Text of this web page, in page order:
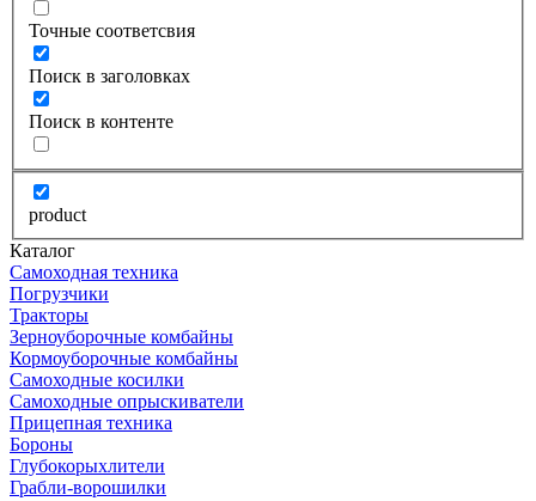
Точные соответсвия
Поиск в заголовках
Поиск в контенте
product
Каталог
Самоходная техника
Погрузчики
Тракторы
Зерноуборочные комбайны
Кормоуборочные комбайны
Самоходные косилки
Самоходные опрыскиватели
Прицепная техника
Бороны
Глубокорыхлители
Грабли-ворошилки